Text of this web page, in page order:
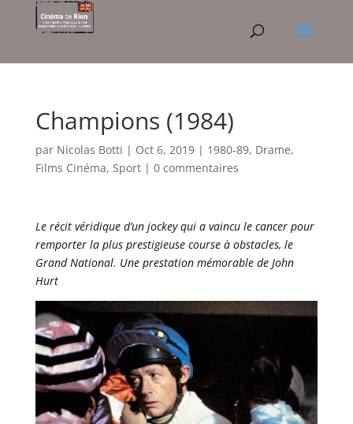
Champions (1984)
par Nicolas Botti | Oct 6, 2019| 1980-89, Drame,
Films Cinéma, Sport| 0 commentaires
Le récit véridique d’un jockey qui a vaincu le cancer pour
remporter la plus prestigieuse course à obstacles, le
Grand National. Une prestation mémorable de John
Hurt